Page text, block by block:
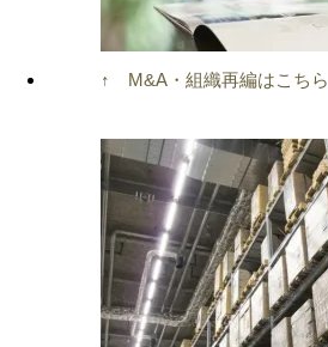
↑ M&A・組織再編はこちら